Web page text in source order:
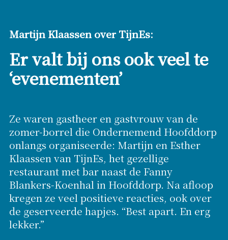
Martijn Klaassen over TijnEs:
Er valt bij ons ook veel te
‘evenementen’
Ze waren gastheer en gastvrouw van de
zomer-borrel die Ondernemend Hoofddorp
onlangs organiseerde: Martijn en Esther
Klaassen van TijnEs, het gezellige
restaurant met bar naast de Fanny
Blankers-Koenhal in Hoofddorp. Na afloop
kregen ze veel positieve reacties, ook over
de geserveerde hapjes. “Best apart. En erg
lekker.”